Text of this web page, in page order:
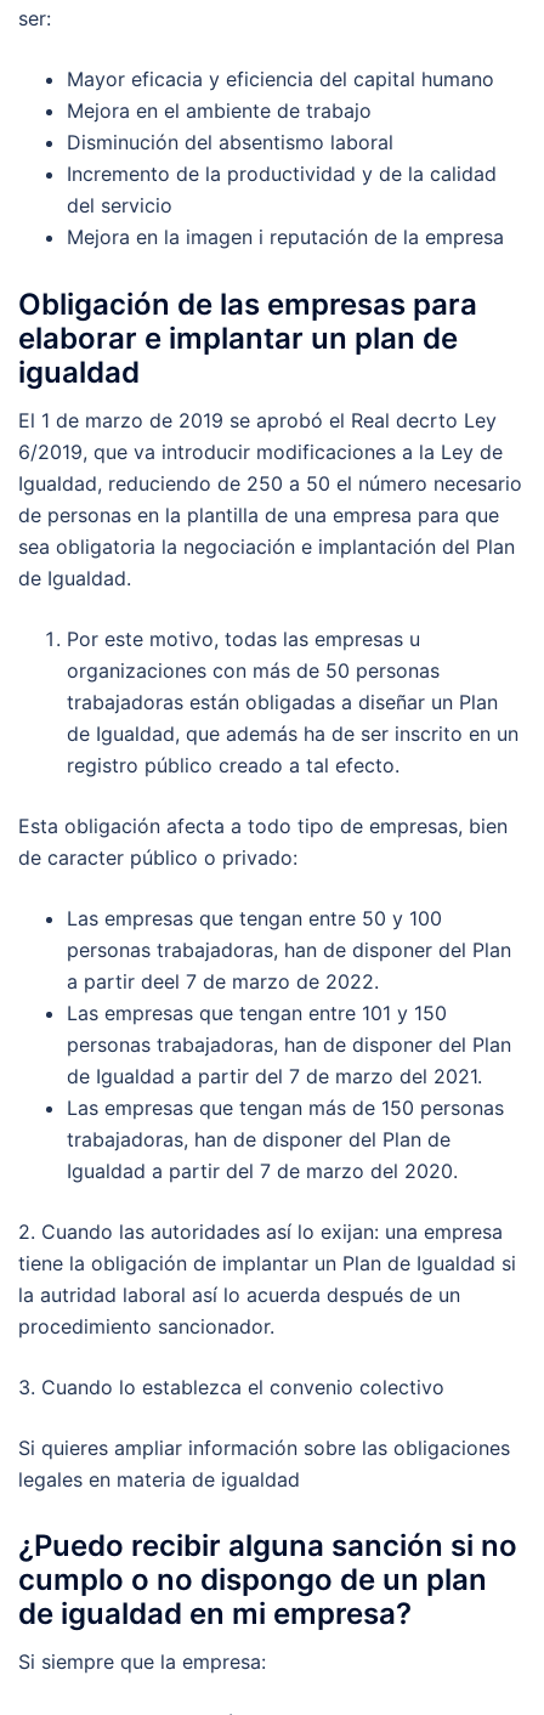
ser:
Mayor eficacia y eficiencia del capital humano
Mejora en el ambiente de trabajo
Disminución del absentismo laboral
Incremento de la productividad y de la calidad
del servicio
Mejora en la imagen i reputación de la empresa
Obligación de las empresas para
elaborar e implantar un plan de
igualdad
El 1 de marzo de 2019 se aprobó el Real decrto Ley
6/2019, que va introducir modificaciones a la Ley de
Igualdad, reduciendo de 250 a 50 el número necesario
de personas en la plantilla de una empresa para que
sea obligatoria la negociación e implantación del Plan
de Igualdad.
Por este motivo, todas las empresas u
organizaciones con más de 50 personas
trabajadoras están obligadas a diseñar un Plan
de Igualdad, que además ha de ser inscrito en un
registro público creado a tal efecto.
Esta obligación afecta a todo tipo de empresas, bien
de caracter público o privado:
Las empresas que tengan entre 50 y 100
personas trabajadoras, han de disponer del Plan
a partir deel 7 de marzo de 2022.
Las empresas que tengan entre 101 y 150
personas trabajadoras, han de disponer del Plan
de Igualdad a partir del 7 de marzo del 2021.
Las empresas que tengan más de 150 personas
trabajadoras, han de disponer del Plan de
Igualdad a partir del 7 de marzo del 2020.
2. Cuando las autoridades así lo exijan: una empresa
tiene la obligación de implantar un Plan de Igualdad si
la autridad laboral así lo acuerda después de un
procedimiento sancionador.
3. Cuando lo establezca el convenio colectivo
Si quieres ampliar información sobre las obligaciones
legales en materia de igualdad
¿Puedo recibir alguna sanción si no
cumplo o no dispongo de un plan
de igualdad en mi empresa?
Si siempre que la empresa: